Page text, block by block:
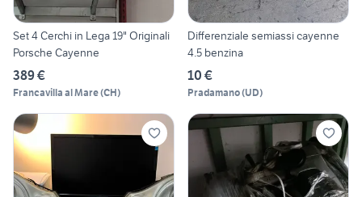
Set 4 Cerchi in Lega 19" Originali
Porsche Cayenne
389 €
Francavilla al Mare(CH)
Differenziale semiassi cayenne
4.5 benzina
10 €
Pradamano(UD)